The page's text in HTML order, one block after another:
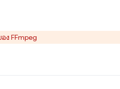
ง FFmpeg